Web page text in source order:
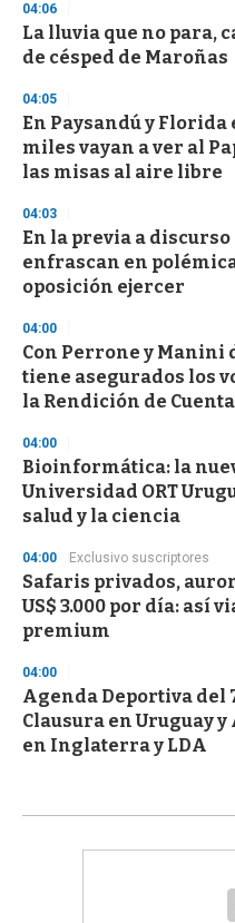
3
s
e
c
n
d
04:06
La lluvia que no para,
de césped de Maroñas
04:05
En Paysandú y Florida
miles vayan a ver al
las misas al aire libre
04:03
En la previa a discurso
enfrascan en
oposición ejercer
04:00
Con Perrone y Manini
tiene asegurados los
la Rendición de
04:00
Bioinformática: la
Universidad ORT
salud y la ciencia
04:00 Exclusivo suscriptores
Safaris privados,
US$ 3.000 por día: así
premium
04:00
Agenda Deportiva del
Clausura en Uruguay
en Inglaterra y LDA